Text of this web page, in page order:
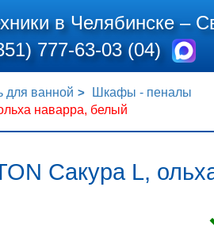
в Челябинске –
777-63-03 (04)
для ванной
Шкафы - пеналы
наварра, белый
Сакура L,